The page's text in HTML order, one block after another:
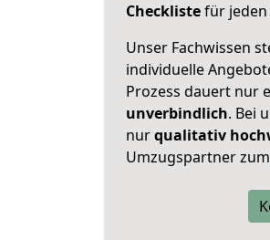
Checklistefür jeden
Unser Fachwissen
individuelle
Prozess dauert nur
unverbindlich. Bei
nurqualitativ
Umzugspartner